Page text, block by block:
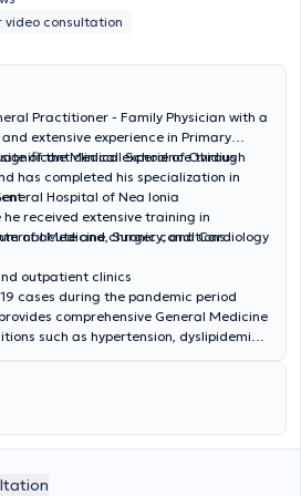
video consultation
Practitioner - Family Physician with a
extensive experience in Primary
of the Medical School of Ovidius
has completed his specialization in
Hospital of Nea Ionia
received extensive training in
of acute and chronic conditions.
clinical experience through
Medicine, Surgery, and Cardiology
outpatient clinics
cases during the pandemic period
comprehensive General Medicine
such as hypertension, dyslipidemia,
of acute cases. He also offers
prescription services, medical
He seeks continuous
to provide high-quality, modern,
in fields including Metabolism,